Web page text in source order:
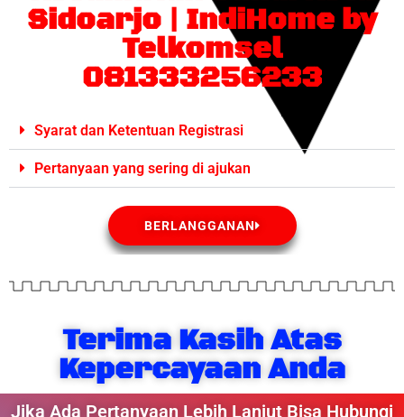
Sidoarjo | IndiHome by
Telkomsel
081333256233
Syarat dan Ketentuan Registrasi
Pertanyaan yang sering di ajukan
BERLANGGANAN
Terima Kasih Atas
Kepercayaan Anda
Jika Ada Pertanyaan Lebih Lanjut Bisa Hubungi